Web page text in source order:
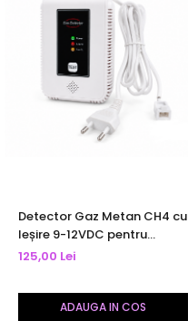
Detector Gaz Metan CH4 cu
Ieșire 9-12VDC pentru
Electrovalvă, Alarmă
Precizie, Montaj pe Perete,
Monitorizare Continuă
125,00 Lei
ADAUGA IN COS